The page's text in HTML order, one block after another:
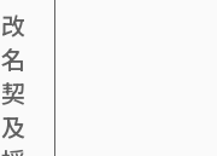
改
名
契
及